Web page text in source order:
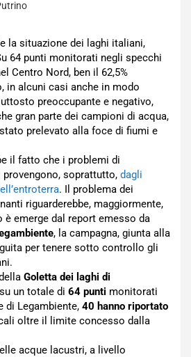
la situazione dei laghi italiani,
64 punti monitorati negli specchi
Centro Nord, ben il 62,5%
in alcuni casi anche in modo
preoccupante e negativo,
gran parte dei campioni di acqua,
prelevato alla foce di fiumi e
il fatto che i problemi di
soprattutto, dagli
. Il problema dei
riguarderebbe, maggiormente,
è emerge dal report emesso da
, la campagna, giunta alla
per tenere sotto controllo gli
Goletta dei laghi di
un totale di 64 punti monitorati
di Legambiente, 40 hanno riportato
oltre il limite concesso dalla
acque lacustri, a livello